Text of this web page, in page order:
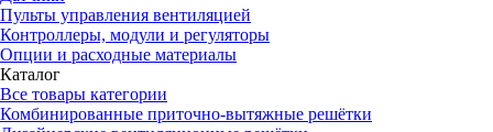
Пульты управления вентиляцией
Контроллеры, модули и регуляторы
Опции и расходные материалы
Каталог
Все товары категории
Комбинированные приточно-вытяжные решётки